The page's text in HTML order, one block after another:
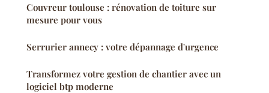
Couvreur toulouse : rénovation de toiture sur
mesure pour vous
Serrurier annecy : votre dépannage d'urgence
Transformez votre gestion de chantier avec un
logiciel btp moderne